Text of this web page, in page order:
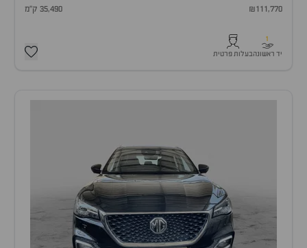
₪111,770 35,490 ק"מ
1
יד ראשונהבעלות פרטית